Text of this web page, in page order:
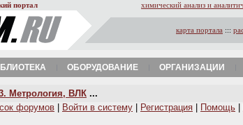
портал химический анализ и
карта портала :::
ОБОРУДОВАНИЕ ОРГАНИЗАЦИИ
Метрология, ВЛК ...
форумов Войти в систему Регистрация Помощь